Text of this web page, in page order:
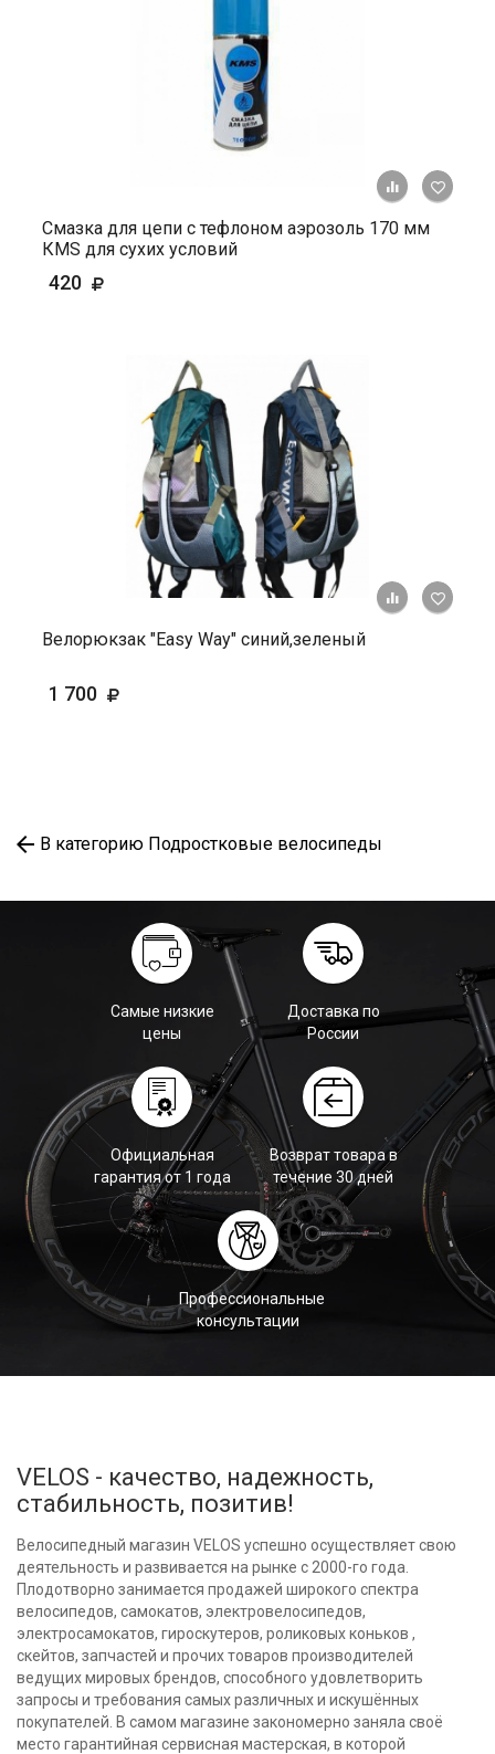
+ К
Смазка для цепи с тефлоном аэрозоль 170 мм
КМS для сухих условий
420
+ К
Велорюкзак "Easy Way" синий,зеленый
1 700
В категорию Подростковые велосипеды
Самые низкие
цены
Доставка по
России
Официальная
гарантия от 1 года
Возврат товара в
течение 30 дней
Профессиональные
консультации
VELOS - качество, надежность,
стабильность, позитив!
Велосипедный магазин VELOS успешно осуществляет свою
деятельность и развивается на рынке с 2000-го года.
Плодотворно занимается продажей широкого спектра
велосипедов, самокатов, электровелосипедов,
электросамокатов, гироскутеров, роликовых коньков ,
скейтов, запчастей и прочих товаров производителей
ведущих мировых брендов, способного удовлетворить
запросы и требования самых различных и искушённых
покупателей. В самом магазине закономерно заняла своё
место гарантийная сервисная мастерская, в которой